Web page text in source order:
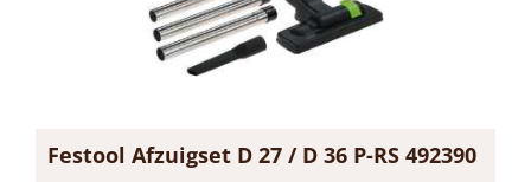
Festool Afzuigset D 27 / D 36 P-RS 492390